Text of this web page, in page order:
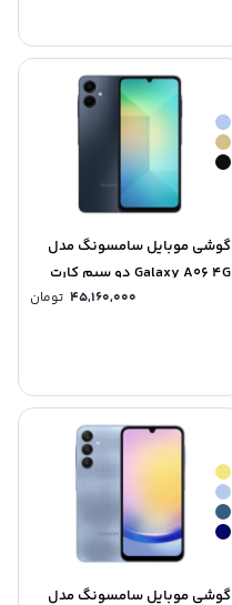
گوشی موبايل سامسونگ مدل
Galaxy A06 4G دو سیم کارت
ظرفیت 128 گیگابایت و رم 645,160,000 تومان
گوشی موبايل سامسونگ مدل